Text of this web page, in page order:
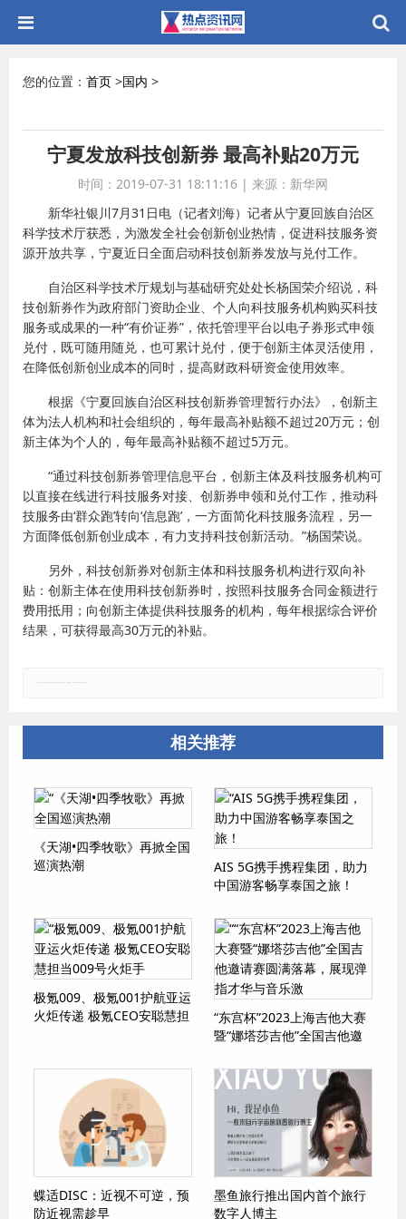
您的位置： 首页 >国内 >
宁夏发放科技创新券 最高补贴20万元
时间：2019-07-31 18:11:16 | 来源：新华网
新华社银川7月31日电（记者刘海）记者从宁夏回族自治区
科学技术厅获悉，为激发全社会创新创业热情，促进科技服务资
源开放共享，宁夏近日全面启动科技创新券发放与兑付工作。
自治区科学技术厅规划与基础研究处处长杨国荣介绍说，科
技创新券作为政府部门资助企业、个人向科技服务机构购买科技
服务或成果的一种“有价证券”，依托管理平台以电子券形式申领
兑付，既可随用随兑，也可累计兑付，便于创新主体灵活使用，
在降低创新创业成本的同时，提高财政科研资金使用效率。
根据《宁夏回族自治区科技创新券管理暂行办法》，创新主
体为法人机构和社会组织的，每年最高补贴额不超过20万元；创
新主体为个人的，每年最高补贴额不超过5万元。
“通过科技创新券管理信息平台，创新主体及科技服务机构可
以直接在线进行科技服务对接、创新券申领和兑付工作，推动科
技服务由‘群众跑’转向‘信息跑’，一方面简化科技服务流程，另一
方面降低创新创业成本，有力支持科技创新活动。”杨国荣说。
另外，科技创新券对创新主体和科技服务机构进行双向补
贴：创新主体在使用科技创新券时，按照科技服务合同金额进行
费用抵用；向创新主体提供科技服务的机构，每年根据综合评价
结果，可获得最高30万元的补贴。
相关推荐
《天湖•四季牧歌》再掀全国
巡演热潮
AIS 5G携手携程集团，助力
中国游客畅享泰国之旅！
极氪009、极氪001护航亚运
火炬传递 极氪CEO安聪慧担
“东宫杯”2023上海吉他大赛
暨“娜塔莎吉他”全国吉他邀
华与音乐激
蝶适DISC：近视不可逆，预
防近视需趁早
墨鱼旅行推出国内首个旅行
数字人博主